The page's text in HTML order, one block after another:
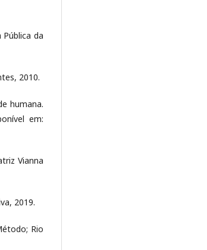
Pública da
2010.
humana.
em:
Vianna
2019.
Rio